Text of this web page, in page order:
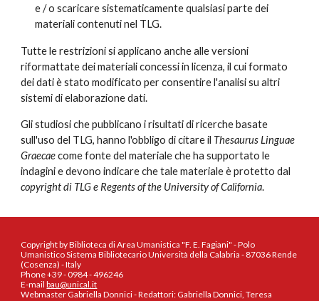
e / o scaricare sistematicamente qualsiasi parte dei
materiali contenuti nel TLG.
Tutte le restrizioni si applicano anchealle versioni
riformattate deimateriali concessi in licenza, il cui formato
dei dati è stato modificato per consentire l'analisi su altri
sistemi di elaborazione dati.
Gli studiosi che pubblicano i risultati di ricerche basate
sull'usodel TLG,hanno l'obbligo di citareil Thesaurus Linguae
Graecaecome fonte del materiale che hasupportato le
indaginie devono indicare chetale materiale è protetto dal
copyright di TLG e Regents of the University of California.
Copyright by Biblioteca di Area Umanistica "F. E. Fagiani" - Polo
Umanistico Sistema Bibliotecario Università della Calabria - 87036 Rende
(Cosenza) - Italy
Phone +39 - 0984 - 496246
E-mailbau@unical.it
Webmaster Gabriella Donnici - Redattori: Gabriella Donnici, Teresa